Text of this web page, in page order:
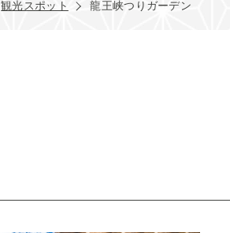
観光スポット 龍王峡つりガーデン